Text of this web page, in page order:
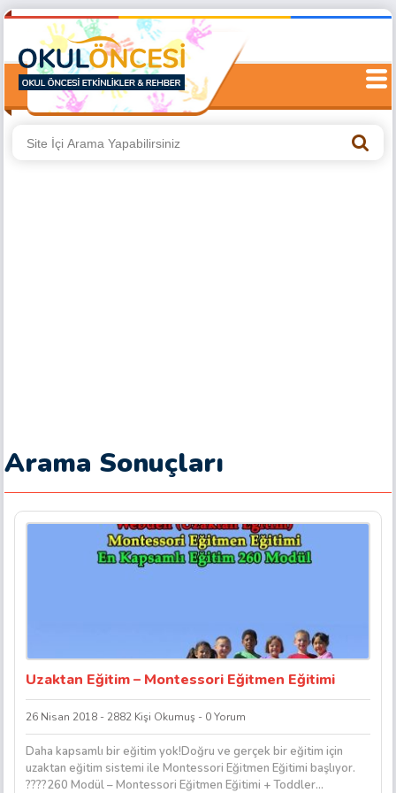
Arama Sonuçları
Uzaktan Eğitim – Montessori Eğitmen Eğitimi
26 Nisan 2018 - 2882 Kişi Okumuş - 0 Yorum
Daha kapsamlı bir eğitim yok!Doğru ve gerçek bir eğitim için
uzaktan eğitim sistemi ile Montessori Eğitmen Eğitimi başlıyor.
????260 Modül – Montessori Eğitmen Eğitimi + Toddler...